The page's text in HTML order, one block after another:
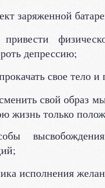
заряженной
депрессию;
свое тело и
свой образ
жизнь только
исполнения